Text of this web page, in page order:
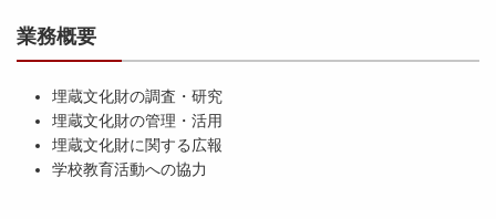
業務概要
埋蔵文化財の調査・研究
埋蔵文化財の管理・活用
埋蔵文化財に関する広報
学校教育活動への協力